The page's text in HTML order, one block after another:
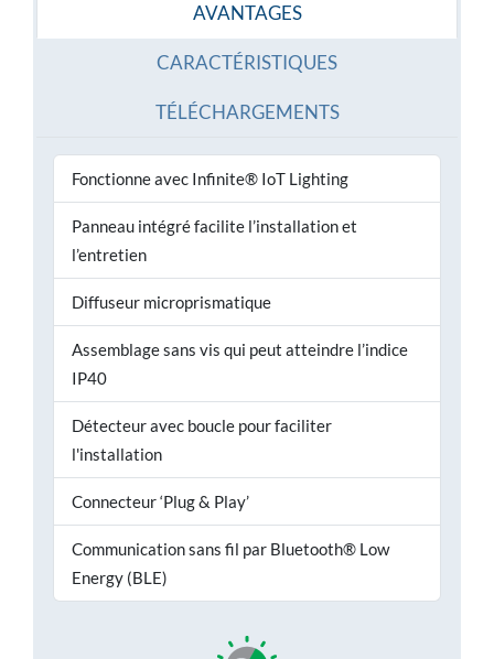
AVANTAGES
CARACTÉRISTIQUES
TÉLÉCHARGEMENTS
Fonctionne avec Infinite® IoT Lighting
Panneau intégré facilite l’installation et
l’entretien
Diffuseur microprismatique
Assemblage sans vis qui peut atteindre l’indice
IP40
Détecteur avec boucle pour faciliter
l'installation
Connecteur ‘Plug & Play’
Communication sans fil par Bluetooth® Low
Energy (BLE)